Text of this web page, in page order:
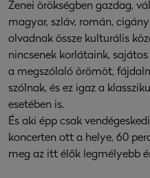
Zenei örökségben gazdag,
magyar, szláv, román,
olvadnak össze kulturális
nincsenek korlátaink,
a megszólaló örömöt,
szólnak, és ez igaz a
esetében is.
És aki épp csak
koncerten ott a helye, 60
meg az itt élők legmélyebb